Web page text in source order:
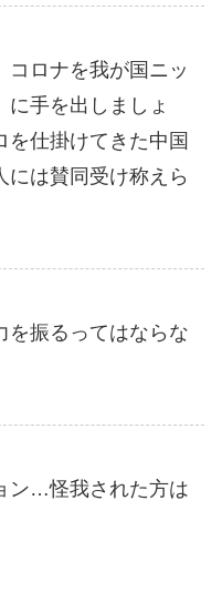
コロナを我が国ニッ
手を出しましょ
を仕掛けてきた中国
には賛同受け称えら
を振るってはならな
ン…怪我された方は